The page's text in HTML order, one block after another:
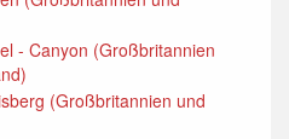
- Canyon (Großbritannien
(Großbritannien und